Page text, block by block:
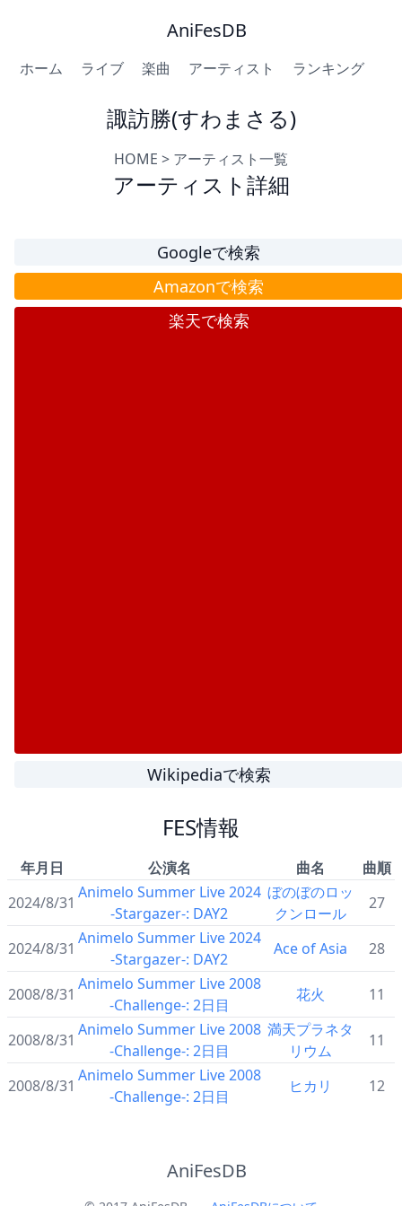
AniFesDB
ホーム ライブ 楽曲 アーティスト ランキング
諏訪勝(すわまさる)
HOME > アーティスト一覧
アーティスト詳細
Googleで検索
Amazonで検索
楽天で検索
Wikipediaで検索
FES情報
年月日 公演名 曲名
曲順
2024/8/31
Animelo Summer Live 2024
-Stargazer-: DAY2
ぼのぼのロッ
クンロール
27
2024/8/31
Animelo Summer Live 2024
-Stargazer-: DAY2
Ace of Asia 28
2008/8/31
Animelo Summer Live 2008
-Challenge-: 2日目
花火 11
2008/8/31
Animelo Summer Live 2008
-Challenge-: 2日目
満天プラネタ
リウム
11
2008/8/31
Animelo Summer Live 2008
-Challenge-: 2日目
ヒカリ 12
AniFesDB